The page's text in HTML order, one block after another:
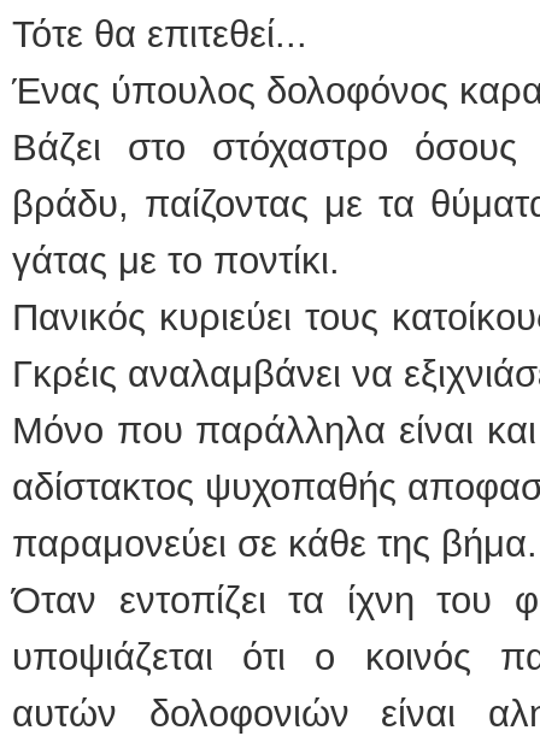
Τότε θα επιτεθεί...
Ένας ύπουλος δολοφόνος
Βάζει στο στόχαστρο όσους
βράδυ, παίζοντας με τα
γάτας με το ποντίκι.
Πανικός κυριεύει τους
Γκρέις αναλαμβάνει να
Μόνο που παράλληλα είναι
αδίστακτος ψυχοπαθής
παραμονεύει σε κάθε της βήμα.
Όταν εντοπίζει τα ίχνη του
υποψιάζεται ότι ο κοινός
αυτών δολοφονιών είναι